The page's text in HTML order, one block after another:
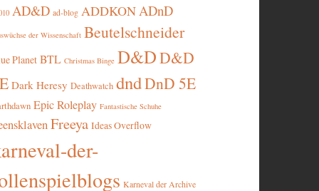
AD&D ad-blog ADDKONADnD
der Wissenschaft Beutelschneider
Planet BTL Christmas Binge D&DD&D
Dark Heresy Deathwatch dndDnD 5E
Epic Roleplay Fantastische Schuhe
Freeya Ideas Overflow
der-
Karneval der Archive